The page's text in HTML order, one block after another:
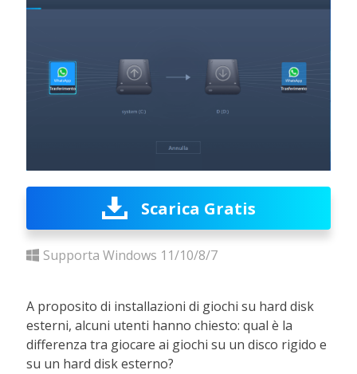
Scarica Gratis
Supporta Windows 11/10/8/7
A proposito di installazioni di giochi su hard disk
esterni, alcuni utenti hanno chiesto: qual è la
differenza tra giocare ai giochi su un disco rigido e
su un hard disk esterno?